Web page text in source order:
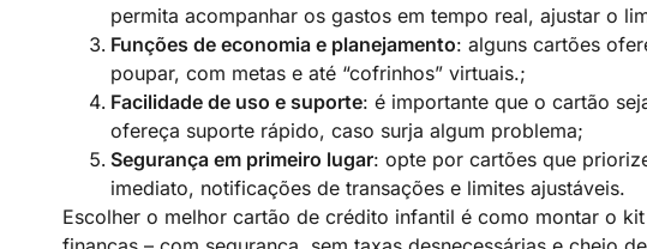
permita acompanhar os gastos em tempo real, ajustar o
Funções de economia e planejamento: alguns cartões
poupar, com metas e até “cofrinhos” virtuais.;
Facilidade de uso e suporte: é importante que o cartão
ofereça suporte rápido, caso surja algum problema;
Segurança em primeiro lugar: opte por cartões que
imediato, notificações de transações e limites ajustáveis.
Escolher o melhor cartão de crédito infantil é como montar o